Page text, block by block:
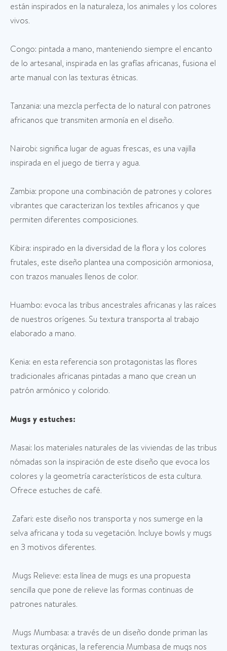
están inspirados en la naturaleza, los animales y los colores
vivos.
Congo: pintada a mano, manteniendo siempre el encanto
de lo artesanal, inspirada en las grafías africanas, fusiona el
arte manual con las texturas étnicas.
Tanzania: una mezcla perfecta de lo natural con patrones
africanos que transmiten armonía en el diseño.
Nairobi: significa lugar de aguas frescas, es una vajilla
inspirada en el juego de tierra y agua.
Zambia: propone una combinación de patrones y colores
vibrantes que caracterizan los textiles africanos y que
permiten diferentes composiciones.
Kibira: inspirado en la diversidad de la flora y los colores
frutales, este diseño plantea una composición armoniosa,
con trazos manuales llenos de color.
Huambo: evoca las tribus ancestrales africanas y las raíces
de nuestros orígenes. Su textura transporta al trabajo
elaborado a mano.
Kenia: en esta referencia son protagonistas las flores
tradicionales africanas pintadas a mano que crean un
patrón armónico y colorido.
Mugs y estuches:
Masai: los materiales naturales de las viviendas de las tribus
nómadas son la inspiración de este diseño que evoca los
colores y la geometría característicos de esta cultura.
Ofrece estuches de café.
Zafari: este diseño nos transporta y nos sumerge en la
selva africana y toda su vegetación. Incluye bowls y mugs
en 3 motivos diferentes.
Mugs Relieve: esta línea de mugs es una propuesta
sencilla que pone de relieve las formas continuas de
patrones naturales.
Mugs Mumbasa: a través de un diseño donde priman las
texturas orgánicas, la referencia Mumbasa de mugs nos